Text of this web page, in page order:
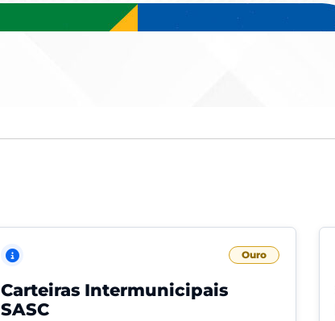
Ouro
Carteiras Intermunicipais
SASC